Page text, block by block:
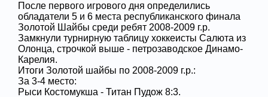
После первого игрового дня определились
обладатели 5 и 6 места республиканского финала
Золотой Шайбы среди ребят 2008-2009 г.р.
Замкнули турнирную таблицу хоккеисты Салюта из
Олонца, строчкой выше - петрозаводское Динамо-
Карелия.
Итоги Золотой шайбы по 2008-2009 г.р.:
За 3-4 место:
Рыси Костомукша - Титан Пудож 8:3.